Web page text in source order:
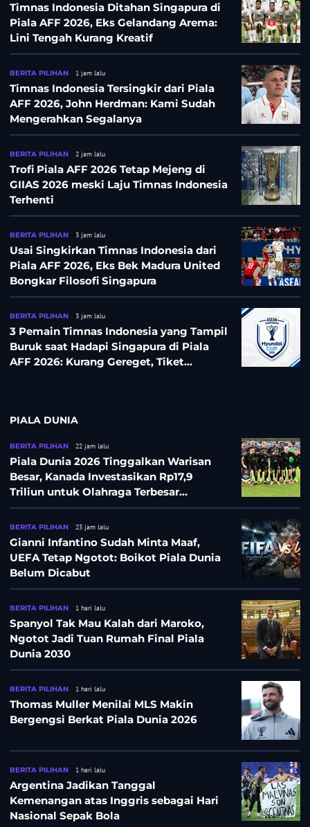
Timnas Indonesia Ditahan Singapura di
Piala AFF 2026, Eks Gelandang Arema:
Lini Tengah Kurang Kreatif
BERITA PILIHAN 1 jam lalu
Timnas Indonesia Tersingkir dari Piala
AFF 2026, John Herdman: Kami Sudah
Mengerahkan Segalanya
BERITA PILIHAN 2 jam lalu
Trofi Piala AFF 2026 Tetap Mejeng di
GIIAS 2026 meski Laju Timnas Indonesia
Terhenti
BERITA PILIHAN 3 jam lalu
Usai Singkirkan Timnas Indonesia dari
Piala AFF 2026, Eks Bek Madura United
Bongkar Filosofi Singapura
BERITA PILIHAN 3 jam lalu
3 Pemain Timnas Indonesia yang Tampil
Buruk saat Hadapi Singapura di Piala
AFF 2026: Kurang Gereget, Tiket
PIALA DUNIA
BERITA PILIHAN 22 jam lalu
Piala Dunia 2026 Tinggalkan Warisan
Besar, Kanada Investasikan Rp17,9
Triliun untuk Olahraga Terbesar
Sepanjang Sejarah
BERITA PILIHAN 23 jam lalu
Gianni Infantino Sudah Minta Maaf,
UEFA Tetap Ngotot: Boikot Piala Dunia
Belum Dicabut
BERITA PILIHAN 1 hari lalu
Spanyol Tak Mau Kalah dari Maroko,
Ngotot Jadi Tuan Rumah Final Piala
Dunia 2030
BERITA PILIHAN 1 hari lalu
Thomas Muller Menilai MLS Makin
Bergengsi Berkat Piala Dunia 2026
BERITA PILIHAN 1 hari lalu
Argentina Jadikan Tanggal
Kemenangan atas Inggris sebagai Hari
Nasional Sepak Bola